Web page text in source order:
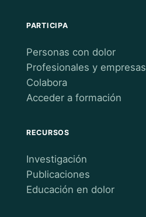
PARTICIPA
Personas con dolor
Profesionales y empresas
Colabora
Acceder a formación
RECURSOS
Investigación
Publicaciones
Educación en dolor